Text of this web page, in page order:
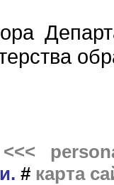
<<<
# карта